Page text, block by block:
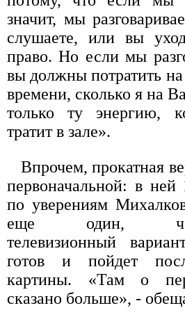
значит, мы
слушаете, или вы
право. Но если мы
вы должны потратить
времени, сколько я на
только ту энергию,
тратит в зале».
Впрочем, прокатная
первоначальной: в ней
по уверениям
еще один,
телевизионный
готов и пойдет
картины. «Там о
сказано больше», -